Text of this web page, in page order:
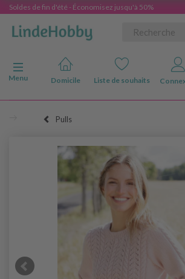
Soldes de fin d'été - Économisez jusqu'à 50%
Basculer la navigation
Menu
Domicile Liste de souhaits
Pulls